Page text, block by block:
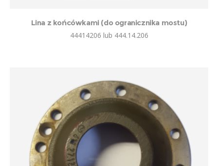
Lina z końcówkami (do ogranicznika mostu)
44414206 lub 444.14.206